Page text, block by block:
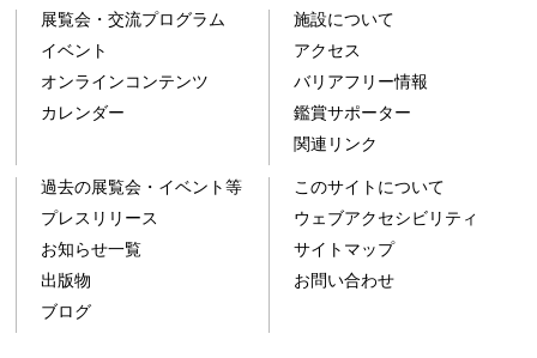
展覧会・交流プログラム
イベント
オンラインコンテンツ
カレンダー
施設について
アクセス
バリアフリー情報
鑑賞サポーター
関連リンク
過去の展覧会・イベント等
プレスリリース
お知らせ一覧
出版物
ブログ
このサイトについて
ウェブアクセシビリティ
サイトマップ
お問い合わせ